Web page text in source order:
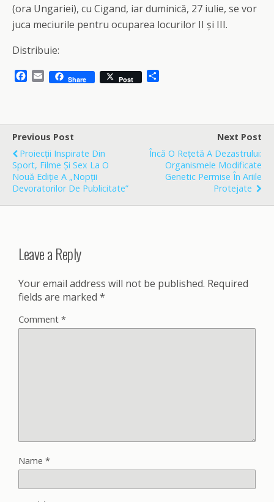
(ora Ungariei), cu Cigand, iar duminică, 27 iulie, se vor
juca meciurile pentru ocuparea locurilor II și III.
Distribuie:
b
o
o
k
E
l
Share Post
e
Previous Post
Proiecții Inspirate Din
Sport, Filme Și Sex La O
Nouă Ediție A „Nopții
Devoratorilor De Publicitate”
Next Post
Încă O Rețetă A Dezastrului:
Organismele Modificate
Genetic Permise În Ariile
Protejate
Leave a Reply
Your email address will not be published. Required
fields are marked *
Comment *
Name *